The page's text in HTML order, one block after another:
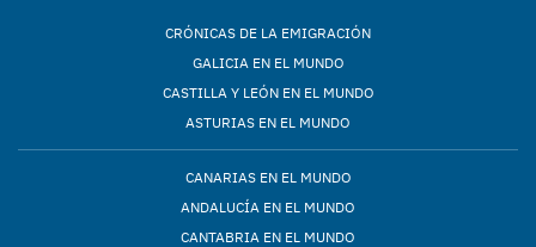
CRÓNICAS DE LA EMIGRACIÓN
GALICIA EN EL MUNDO
CASTILLA Y LEÓN EN EL MUNDO
ASTURIAS EN EL MUNDO
CANARIAS EN EL MUNDO
ANDALUCÍA EN EL MUNDO
CANTABRIA EN EL MUNDO